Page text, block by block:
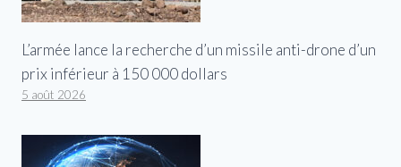
L’armée lance la recherche d’un missile anti-drone d’un
prix inférieur à 150 000 dollars
5 août 2026